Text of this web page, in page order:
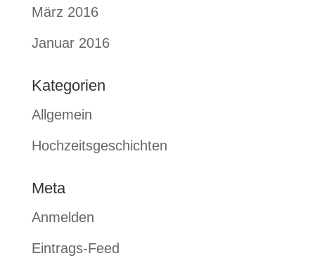
März 2016
Januar 2016
Kategorien
Allgemein
Hochzeitsgeschichten
Meta
Anmelden
Eintrags-Feed